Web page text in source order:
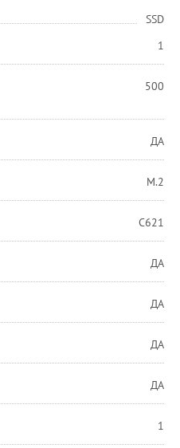
SSD
1
500
ДА
M.2
С621
ДА
ДА
ДА
ДА
1